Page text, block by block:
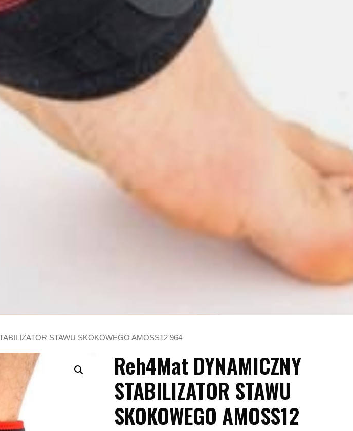
STAWU SKOKOWEGO AMOSS12 964
Reh4Mat DYNAMICZNY
STABILIZATOR STAWU
SKOKOWEGO AMOSS12